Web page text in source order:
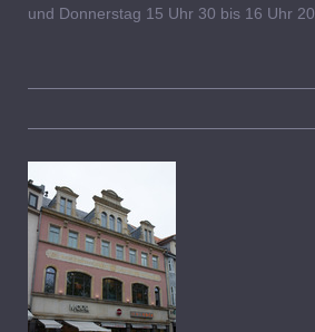
und Donnerstag 15 Uhr 30 bis 16 Uhr 20